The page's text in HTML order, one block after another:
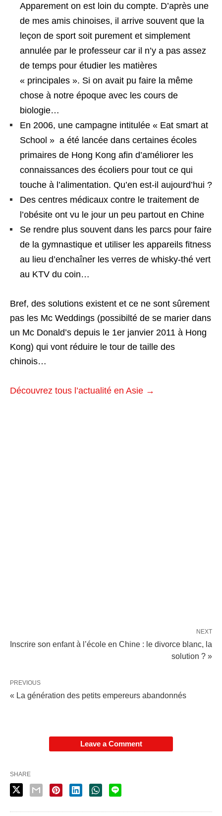
Apparement on est loin du compte. D’après une
de mes amis chinoises, il arrive souvent que la
leçon de sport soit purement et simplement
annulée par le professeur car il n’y a pas assez
de temps pour étudier les matières
« principales ». Si on avait pu faire la même
chose à notre époque avec les cours de
biologie…
En 2006, une campagne intitulée « Eat smart at
School » a été lancée dans certaines écoles
primaires de Hong Kong afin d’améliorer les
connaissances des écoliers pour tout ce qui
touche à l’alimentation. Qu’en est-il aujourd’hui ?
Des centres médicaux contre le traitement de
l’obésite ont vu le jour un peu partout en Chine
Se rendre plus souvent dans les parcs pour faire
de la gymnastique et utiliser les appareils fitness
au lieu d’enchaîner les verres de whisky-thé vert
au KTV du coin…
Bref, des solutions existent et ce ne sont sûrement
pas les Mc Weddings (possibilté de se marier dans
un Mc Donald’s depuis le 1er janvier 2011 à Hong
Kong) qui vont réduire le tour de taille des
chinois…
Découvrez tous l’actualité en Asie →
NEXT
Inscrire son enfant à l’école en Chine : le divorce blanc, la
solution ? »
PREVIOUS
« La génération des petits empereurs abandonnés
Leave a Comment
SHARE